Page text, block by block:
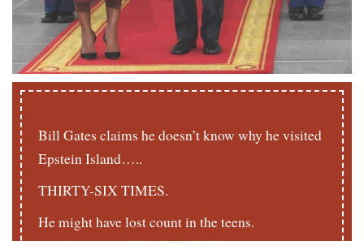
Bill Gates claims he doesn’t know why he visited
Epstein Island…..
THIRTY-SIX TIMES.
He might have lost count in the teens.